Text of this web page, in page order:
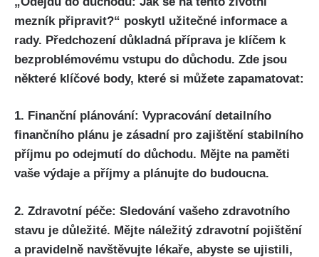
mezník připravit?“ poskytl užitečné informace a
rady. Předchození důkladná příprava je klíčem k
bezproblémovému vstupu do důchodu. Zde jsou
některé klíčové body, které si můžete zapamatovat:
1. Finanční plánování: Vypracování detailního
finančního plánu je zásadní pro zajištění stabilního
příjmu po odejmutí do důchodu. Mějte na paměti
vaše výdaje a příjmy a plánujte do budoucna.
2. Zdravotní péče: Sledování vašeho zdravotního
stavu je důležité. Mějte náležitý zdravotní pojištění
a pravidelně navštěvujte lékaře, abyste se ujistili,